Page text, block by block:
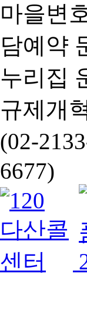
마을변
담예약
누리집
규제개
(02-
6677)